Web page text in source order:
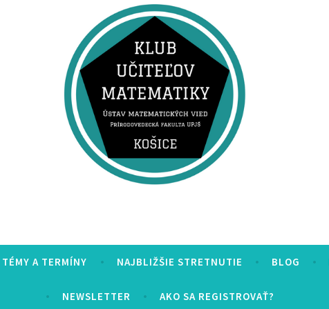
TÉMY A TERMÍNY NAJBLIŽŠIE STRETNUTIE BLOG
NEWSLETTER AKO SA REGISTROVAŤ?